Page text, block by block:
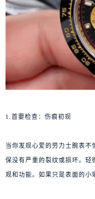
1.首要检查：伤痕初现
当你发现心爱的劳力士腕表
保没有严重的裂纹或损坏。轻
观和功能。如果只是表面的小